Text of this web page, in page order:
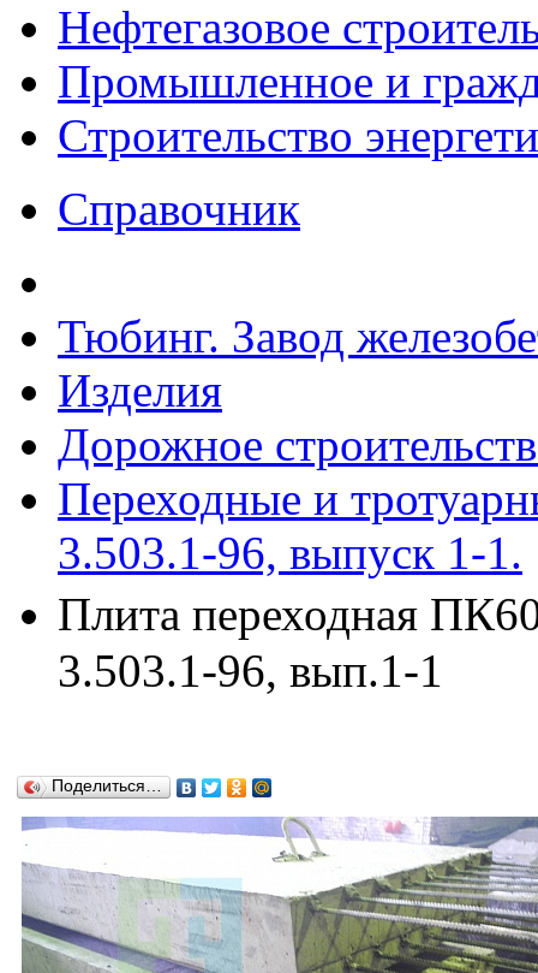
Нефтегазовое
Промышленное и
Строительство
Справочник
Тюбинг. Завод
Изделия
Дорожное
Переходные и
3.503.1-96, выпуск 1-1.
Плита переходная
3.503.1-96, вып.1-1
Поделиться…